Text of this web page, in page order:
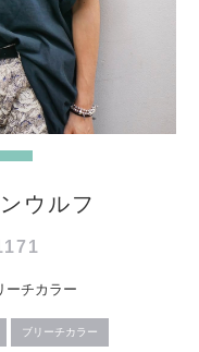
ウルフ
ーチカラー
ブリーチカラー